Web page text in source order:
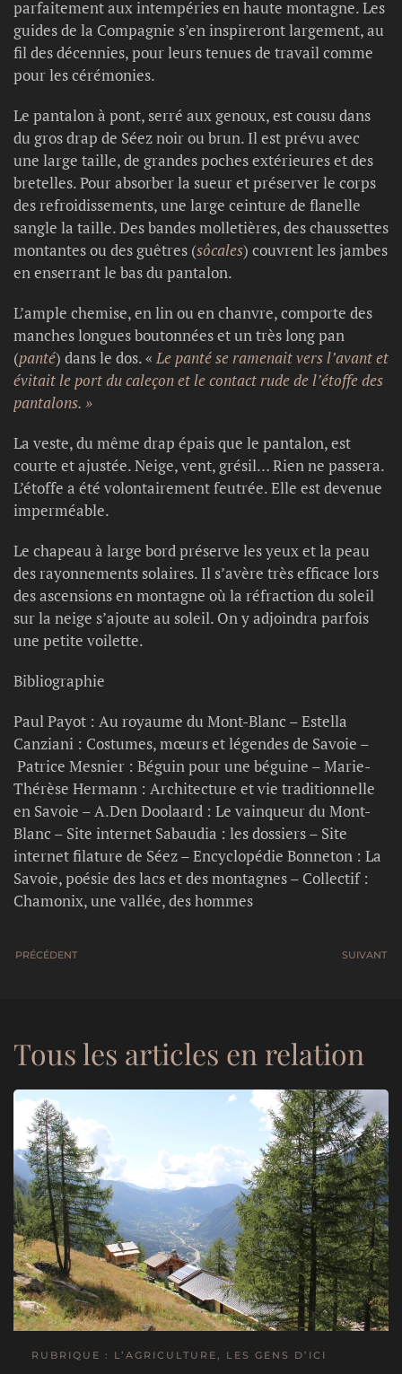
parfaitement aux intempéries en haute montagne. Les
guides de la Compagnie s’en inspireront largement, au
fil des décennies, pour leurs tenues de travail comme
pour les cérémonies.
Le pantalon à pont, serré aux genoux, est cousu dans
du gros drap de Séez noir ou brun. Il est prévu avec
une large taille, de grandes poches extérieures et des
bretelles. Pour absorber la sueur et préserver le corps
des refroidissements, une large ceinture de flanelle
sangle la taille. Des bandes molletières, des chaussettes
montantes ou des guêtres (sôcales) couvrent les jambes
en enserrant le bas du pantalon.
L’ample chemise, en lin ou en chanvre, comporte des
manches longues boutonnées et un très long pan
(panté) dans le dos. «Le panté se ramenait vers l’avant et
évitait le port du caleçon et le contact rude de l’étoffe des
pantalons. »
La veste, du même drap épais que le pantalon, est
courte et ajustée. Neige, vent, grésil… Rien ne passera.
L’étoffe a été volontairement feutrée. Elle est devenue
imperméable.
Le chapeau à large bord préserve les yeux et la peau
des rayonnements solaires. Il s’avère très efficace lors
des ascensions en montagne où la réfraction du soleil
sur la neige s’ajoute au soleil. On y adjoindra parfois
une petite voilette.
Bibliographie
Paul Payot : Au royaume du Mont-Blanc – Estella
Canziani : Costumes, mœurs et légendes de Savoie –
Patrice Mesnier : Béguin pour une béguine – Marie-
Thérèse Hermann : Architecture et vie traditionnelle
en Savoie – A.Den Doolaard : Le vainqueur du Mont-
Blanc – Site internet Sabaudia : les dossiers – Site
internet filature de Séez – Encyclopédie Bonneton : La
Savoie, poésie des lacs et des montagnes – Collectif :
Chamonix, une vallée, des hommes
PRÉCÉDENT SUIVANT
Tous les articles en relation
RUBRIQUE : L’AGRICULTURE, LES GENS D’ICI